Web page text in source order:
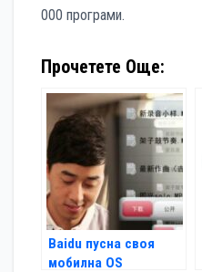
000 програми.
Прочетете Още:
Baidu пусна своя
мобилна OS